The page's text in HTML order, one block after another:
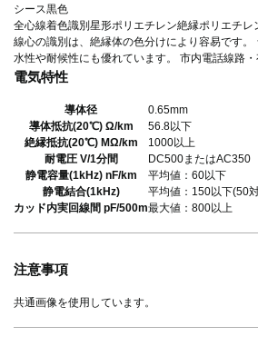
シース黒色
全心線着色識別星形ポリエチレン絶縁ポリエチレ
線心の識別は、絶縁体の色分けにより容易です
水性や耐候性にも優れています。 市内電話線路・
電気特性
導体径
0.65mm
導体抵抗(20℃) Ω/km
56.8以下
絶縁抵抗(20℃) MΩ/km
1000以上
耐電圧 V/1分間
DC500またはAC350
静電容量(1kHz) nF/km
平均値：60以下
静電結合(1kHz)
カッド内実回線間 pF/500m
平均値：150以下(50
最大値：800以上
注意事項
共通画像を使用しています。